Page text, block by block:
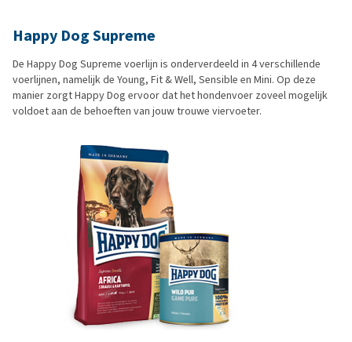
Happy Dog Supreme
De Happy Dog Supreme voerlijn is onderverdeeld in 4 verschillende
voerlijnen, namelijk de Young, Fit & Well, Sensible en Mini. Op deze
manier zorgt Happy Dog ervoor dat het hondenvoer zoveel mogelijk
voldoet aan de behoeften van jouw trouwe viervoeter.